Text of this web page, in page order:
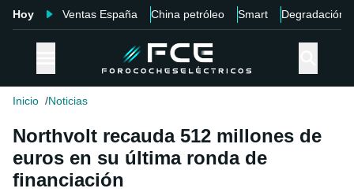
Hoy Ventas España China petróleo Smart Degradación
Inicio Noticias
Northvolt recauda 512 millones de
euros en su última ronda de
financiación